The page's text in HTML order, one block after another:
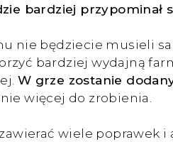
bardziej przypominał
nie będziecie musieli
bardziej wydajną
W grze zostanie
więcej do zrobienia.
wiele poprawek